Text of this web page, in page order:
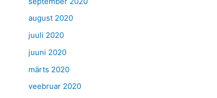
august 2020
juuli 2020
juuni 2020
märts 2020
veebruar 2020